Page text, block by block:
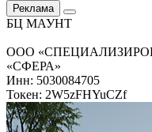
Реклама
БЦ МАУНТ
ООО
«СФЕРА»
Инн: 5030084705
Токен: 2W5zFHYuCZf